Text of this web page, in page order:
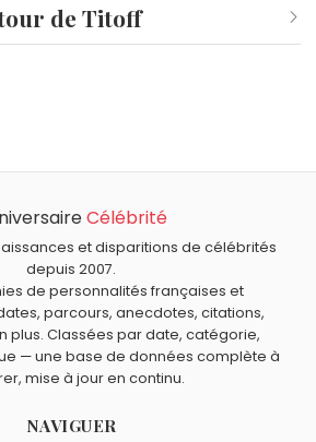
de Titoff
nés à Marseille comme Titoff ?
Bosso
Redouane Bougheraba
sont du signe Cancer comme
Roland Magdane
signe Cancer.
Célébrité
et disparitions de célébrités
depuis 2007.
de personnalités françaises et
parcours, anecdotes, citations,
plus. Classées par date, catégorie,
— une base de données complète à
mise à jour en continu.
NAVIGUER